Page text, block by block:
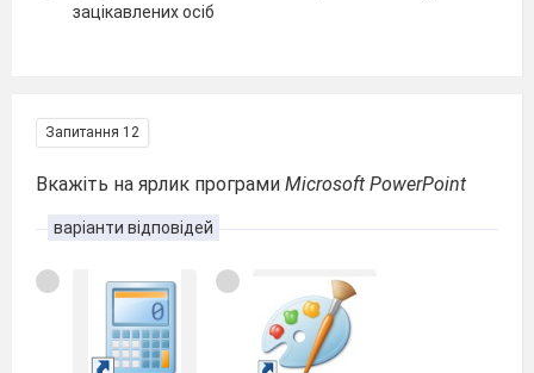
зацікавлених осіб
Запитання 12
Вкажіть на ярлик програми Microsoft PowerPoint
варіанти відповідей